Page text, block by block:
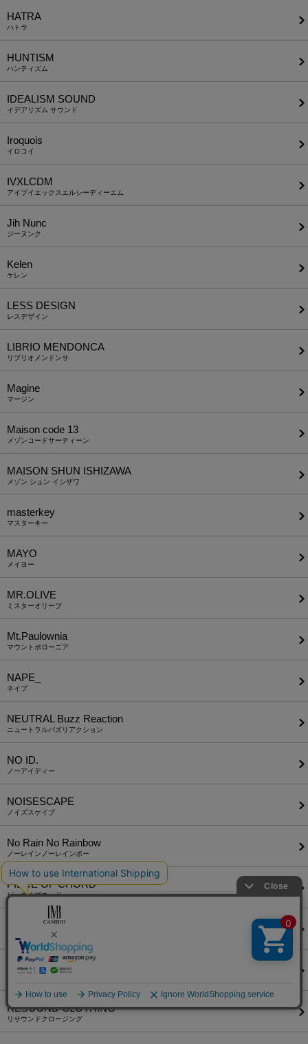
HATRA
ハトラ
HUNTISM
ハンティズム
IDEALISM SOUND
イデアリズム サウンド
Iroquois
イロコイ
IVXLCDM
アイブイエックスエルシーディーエム
Jih Nunc
ジーヌンク
Kelen
ケレン
LESS DESIGN
レスデザイン
LIBRIO MENDONCA
リブリオメンドンサ
Magine
マージン
Maison code 13
メゾンコードサーティーン
MAISON SHUN ISHIZAWA
メゾン シュン イシザワ
masterkey
マスターキー
MAYO
メイヨー
MR.OLIVE
ミスターオリーブ
Mt.Paulownia
マウントポローニア
NAPE_
ネイプ
NEUTRAL Buzz Reaction
ニュートラルバズリアクション
NO ID.
ノーアイディー
NOISESCAPE
ノイズスケイプ
No Rain No Rainbow
ノーレインノーレインボー
PIECE OF CHORD
ピースオブコード
QWERTY
rehacer
RESOUND CLOTHING
リサウンドクロージング